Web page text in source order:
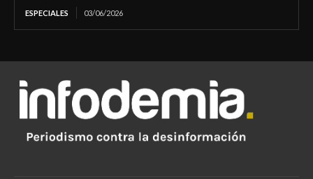
ESPECIALES 03/06/2026